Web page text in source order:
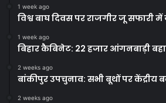
1 week ago
विश्व बाघ दिवस पर राजगीर जू सफारी
1 week ago
बिहार कैबिनेट: 22 हजार आंगनबाड़ी
2 weeks ago
बांकीपुर उपचुनाव: सभी बूथों पर केंद्रीय
2 weeks ago